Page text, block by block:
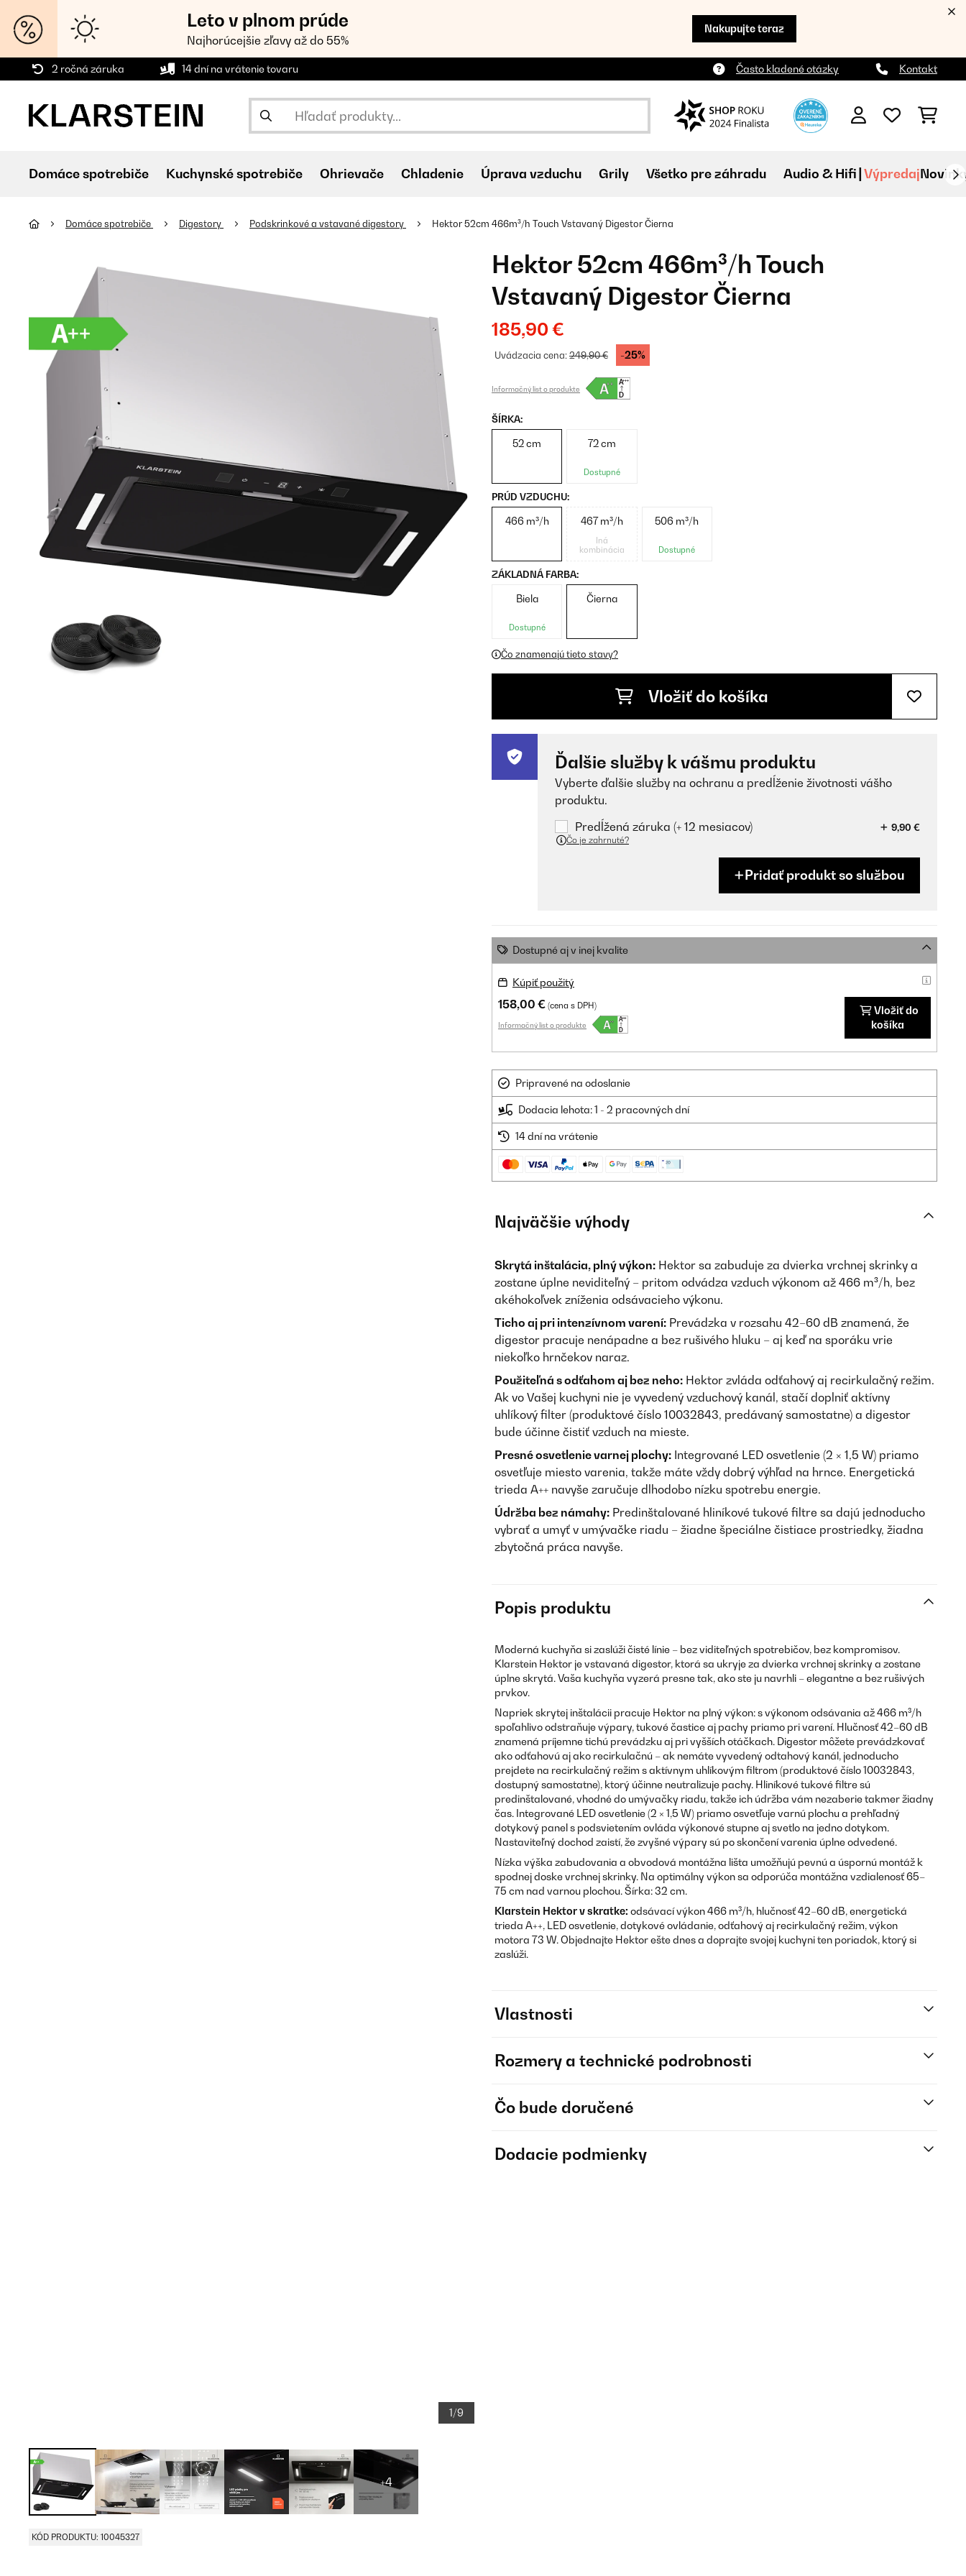
Leto v plnom prúde
Najhorúcejšie zľavy až do 55%
Nakupujte teraz
2 ročná záruka 14 dní na vrátenie tovaru Často kladené otázky Kontakt
Domáce spotrebiče Kuchynské spotrebiče Ohrievače Chladenie Úprava vzduchu Grily Všetko pre záhradu Audio & Hifi Výpredaj
Domáce spotrebiče Digestory Podskrinkové a vstavané digestory Hektor 52cm 466m³/h Touch Vstavaný Digestor Čierna
1/9
+4
KÓD PRODUKTU: 10045327
Hektor 52cm 466m³/h Touch
Vstavaný Digestor Čierna
185,90 €
Uvádzacia cena:249,90 € -25%
Informačný list o produkte
ŠÍRKA:
52 cm 72 cm
Dostupné
PRÚD VZDUCHU:
466 m³/h 467 m³/h
Iná
kombinácia
506 m³/h
Dostupné
ZÁKLADNÁ FARBA:
Biela
Dostupné
Čierna
Čo znamenajú tieto stavy?
Vložiť do košíka
Ďalšie služby k vášmu produktu
Vyberte ďalšie služby na ochranu a predĺženie životnosti vášho
produktu.
Predĺžená záruka (+ 12 mesiacov)
9,90 €
Čo je zahrnuté?
Pridať produkt so službou
Dostupné aj v inej kvalite
Kúpiť použitý
158,00 € (cena s DPH)
Informačný list o produkte
Vložiť do
košíka
Pripravené na odoslanie
Dodacia lehota: 1 - 2 pracovných dní
14 dní na vrátenie
Najväčšie výhody
Skrytá inštalácia, plný výkon: Hektor sa zabuduje za dvierka vrchnej skrinky a
zostane úplne neviditeľný – pritom odvádza vzduch výkonom až 466 m³/h, bez
akéhokoľvek zníženia odsávacieho výkonu.
Ticho aj pri intenzívnom varení: Prevádzka v rozsahu 42–60 dB znamená, že
digestor pracuje nenápadne a bez rušivého hluku – aj keď na sporáku vrie
niekoľko hrnčekov naraz.
Použiteľná s odťahom aj bez neho: Hektor zvláda odťahový aj recirkulačný režim.
Ak vo Vašej kuchyni nie je vyvedený vzduchový kanál, stačí doplniť aktívny
uhlíkový filter (produktové číslo 10032843, predávaný samostatne) a digestor
bude účinne čistiť vzduch na mieste.
Presné osvetlenie varnej plochy: Integrované LED osvetlenie (2 × 1,5 W) priamo
osvetľuje miesto varenia, takže máte vždy dobrý výhľad na hrnce. Energetická
trieda A++ navyše zaručuje dlhodobo nízku spotrebu energie.
Údržba bez námahy: Predinštalované hliníkové tukové filtre sa dajú jednoducho
vybrať a umyť v umývačke riadu – žiadne špeciálne čistiace prostriedky, žiadna
zbytočná práca navyše.
Popis produktu
Moderná kuchyňa si zaslúži čisté línie – bez viditeľných spotrebičov, bez kompromisov.
Klarstein Hektor je vstavaná digestor, ktorá sa ukryje za dvierka vrchnej skrinky a zostane
úplne skrytá. Vaša kuchyňa vyzerá presne tak, ako ste ju navrhli – elegantne a bez rušivých
prvkov.
Napriek skrytej inštalácii pracuje Hektor na plný výkon: s výkonom odsávania až 466 m³/h
spoľahlivo odstraňuje výpary, tukové častice aj pachy priamo pri varení. Hlučnosť 42–60 dB
znamená príjemne tichú prevádzku aj pri vyšších otáčkach. Digestor môžete prevádzkovať
ako odťahovú aj ako recirkulačnú – ak nemáte vyvedený odtahový kanál, jednoducho
prejdete na recirkulačný režim s aktívnym uhlíkovým filtrom (produktové číslo 10032843,
dostupný samostatne), ktorý účinne neutralizuje pachy. Hliníkové tukové filtre sú
predinštalované, vhodné do umývačky riadu, takže ich údržba vám nezaberie takmer žiadny
čas. Integrované LED osvetlenie (2 × 1,5 W) priamo osvetľuje varnú plochu a prehľadný
dotykový panel s podsvietením ovláda výkonové stupne aj svetlo na jedno dotykom.
Nastaviteľný dochod zaistí, že zvyšné výpary sú po skončení varenia úplne odvedené.
Nízka výška zabudovania a obvodová montážna lišta umožňujú pevnú a úspornú montáž k
spodnej doske vrchnej skrinky. Na optimálny výkon sa odporúča montážna vzdialenosť 65–
75 cm nad varnou plochou. Šírka: 32 cm.
Klarstein Hektor v skratke: odsávací výkon 466 m³/h, hlučnosť 42–60 dB, energetická
trieda A++, LED osvetlenie, dotykové ovládanie, odťahový aj recirkulačný režim, výkon
motora 73 W. Objednajte Hektor ešte dnes a doprajte svojej kuchyni ten poriadok, ktorý si
zaslúži.
Vlastnosti
Rozmery a technické podrobnosti
Čo bude doručené
Dodacie podmienky